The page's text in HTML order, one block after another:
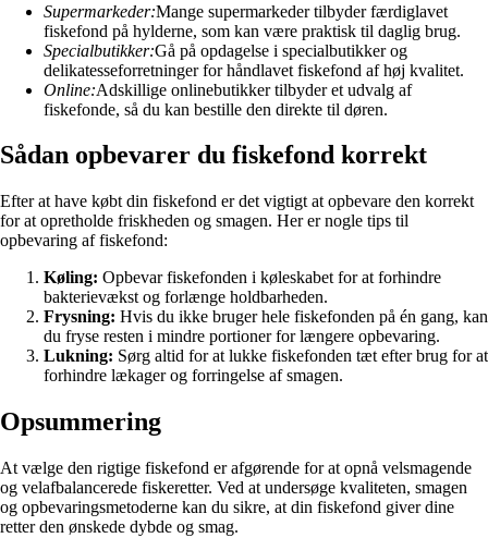
Supermarkeder:Mange supermarkeder tilbyder færdiglavet
fiskefond på hylderne, som kan være praktisk til daglig brug.
Specialbutikker:Gå på opdagelse i specialbutikker og
delikatesseforretninger for håndlavet fiskefond af høj kvalitet.
Online:Adskillige onlinebutikker tilbyder et udvalg af
fiskefonde, så du kan bestille den direkte til døren.
Sådan opbevarer du fiskefond korrekt
Efter at have købt din fiskefond er det vigtigt at opbevare den korrekt
for at opretholde friskheden og smagen. Her er nogle tips til
opbevaring af fiskefond:
Køling: Opbevar fiskefonden i køleskabet for at forhindre
bakterievækst og forlænge holdbarheden.
Frysning: Hvis du ikke bruger hele fiskefonden på én gang, kan
du fryse resten i mindre portioner for længere opbevaring.
Lukning: Sørg altid for at lukke fiskefonden tæt efter brug for at
forhindre lækager og forringelse af smagen.
Opsummering
At vælge den rigtige fiskefond er afgørende for at opnå velsmagende
og velafbalancerede fiskeretter. Ved at undersøge kvaliteten, smagen
og opbevaringsmetoderne kan du sikre, at din fiskefond giver dine
retter den ønskede dybde og smag.